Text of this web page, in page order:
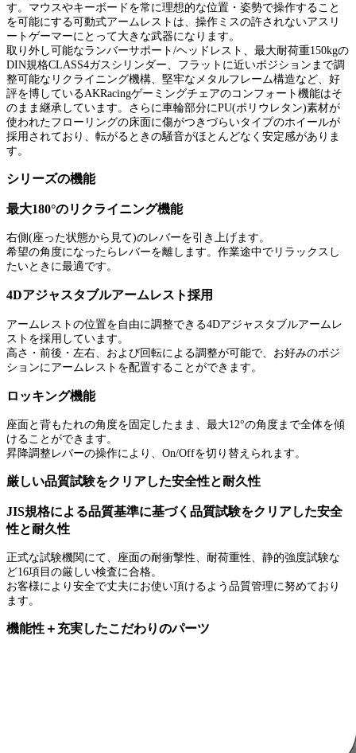
す。マウスやキーボードを常に理想的な位置・姿勢で操作すること
を可能にする可動式アームレストは、操作ミスの許されないアスリ
ートゲーマーにとって大きな武器になります。
取り外し可能なランバーサポート/ヘッドレスト、最大耐荷重150kgの
DIN規格CLASS4ガスシリンダー、フラットに近いポジションまで調
整可能なリクライニング機構、堅牢なメタルフレーム構造など、好
評を博しているAKRacingゲーミングチェアのコンフォート機能はそ
のまま継承しています。さらに車輪部分にPU(ポリウレタン)素材が
使われたフローリングの床面に傷がつきづらいタイプのホイールが
採用されており、転がるときの騒音がほとんどなく安定感がありま
す。
シリーズの機能
最大180°のリクライニング機能
右側(座った状態から見て)のレバーを引き上げます。
希望の角度になったらレバーを離します。作業途中でリラックスし
たいときに最適です。
4Dアジャスタブルアームレスト採用
アームレストの位置を自由に調整できる4Dアジャスタブルアームレ
ストを採用しています。
高さ・前後・左右、および回転による調整が可能で、お好みのポジ
ションにアームレストを配置することができます。
ロッキング機能
座面と背もたれの角度を固定したまま、最大12°の角度まで全体を傾
けることができます。
昇降調整レバーの操作により、On/Offを切り替えられます。
厳しい品質試験をクリアした安全性と耐久性
JIS規格による品質基準に基づく品質試験をクリアした安全
性と耐久性
正式な試験機関にて、座面の耐衝撃性、耐荷重性、静的強度試験な
ど16項目の厳しい検査に合格。
お客様により安全で丈夫にお使い頂けるよう品質管理に努めており
ます。
機能性＋充実したこだわりのパーツ